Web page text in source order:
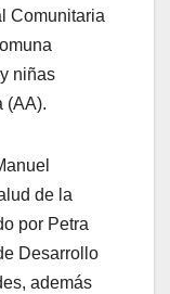
Comunitaria
niñas
(AA).
de la
por Petra
Desarrollo
además